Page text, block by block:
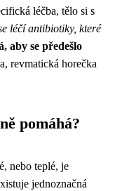
léčba, tělo si s
léčí antibiotiky, které
aby se předešlo
revmatická horečka
pomáhá?
nebo teplé, je
jednoznačná